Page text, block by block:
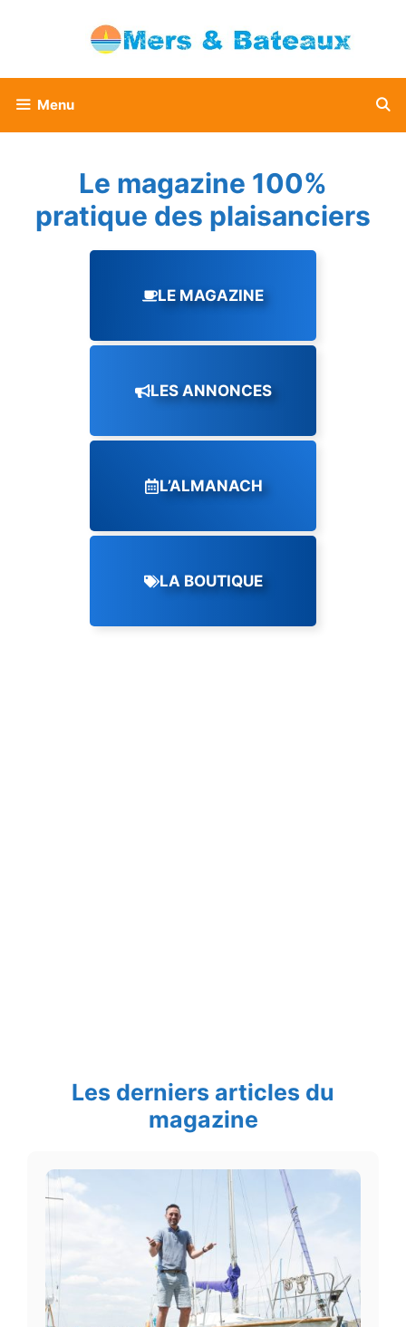
Menu
Le magazine 100%
pratique des plaisanciers
LE MAGAZINE
LES ANNONCES
L’ALMANACH
LA BOUTIQUE
Les derniers articles du
magazine